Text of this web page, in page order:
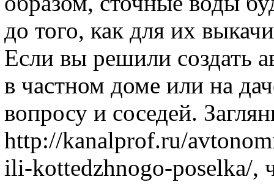
до того, как для их
Если вы решили создать
в частном доме или на
вопросу и соседей.
http://kanalprof.ru/
ili-kottedzhnogo-poselka/,